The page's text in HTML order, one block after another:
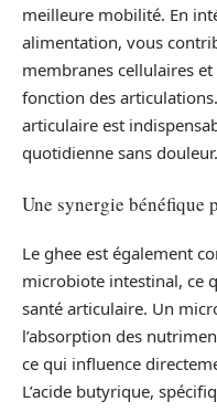
meilleure mobilité. En
alimentation, vous
membranes cellulaires
fonction des
articulaire est
quotidienne sans douleur.
Une synergie
Le ghee est également
microbiote intestinal, ce
santé articulaire. Un
l’absorption des
ce qui influence
L’acide butyrique,